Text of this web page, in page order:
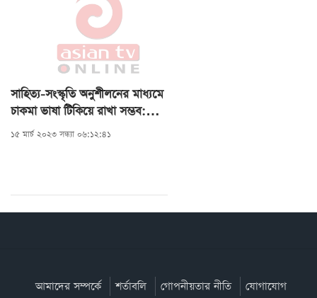
সাহিত্য-সংস্কৃতি অনুশীলনের মাধ্যমে
চাকমা ভাষা টিকিয়ে রাখা সম্ভব:
রাজা দেবাশীষ রায়
১৫ মার্চ ২০২৩ সন্ধ্যা ০৬:১২:৪১
আমাদের সম্পর্কে শর্তাবলি গোপনীয়তার নীতি যোগাযোগ